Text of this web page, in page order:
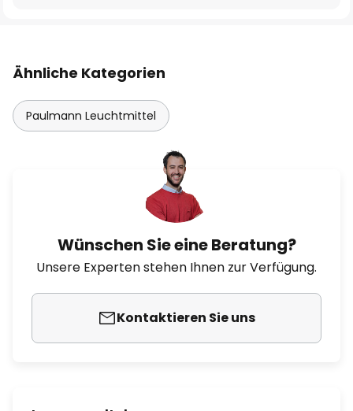
Ähnliche Kategorien
Paulmann Leuchtmittel
Wünschen Sie eine Beratung?
Unsere Experten stehen Ihnen zur Verfügung.
Kontaktieren Sie uns